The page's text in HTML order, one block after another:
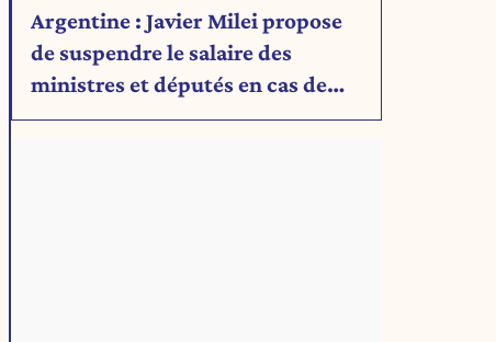
Argentine : Javier Milei propose
de suspendre le salaire des
ministres et députés en cas de
déficit budgétaire